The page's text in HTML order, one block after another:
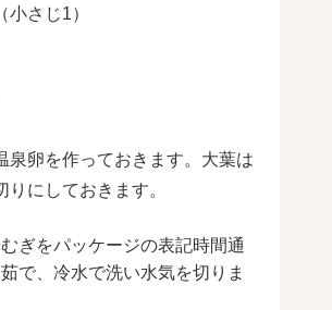
小さじ1）
泉卵を作っておきます。大葉は
りにしておきます。
ぎをパッケージの表記時間通
で、冷水で洗い水気を切りま